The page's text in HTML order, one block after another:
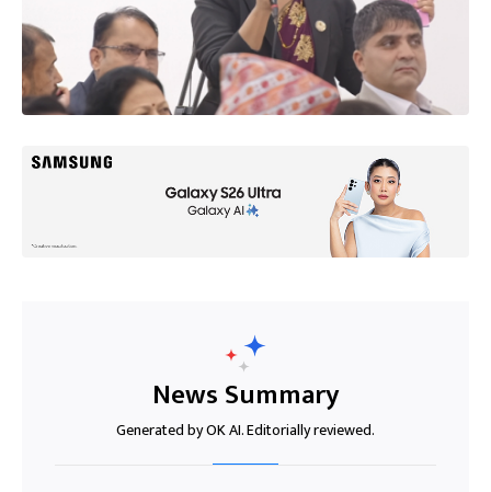
News Summary
Generated by OK AI. Editorially reviewed.